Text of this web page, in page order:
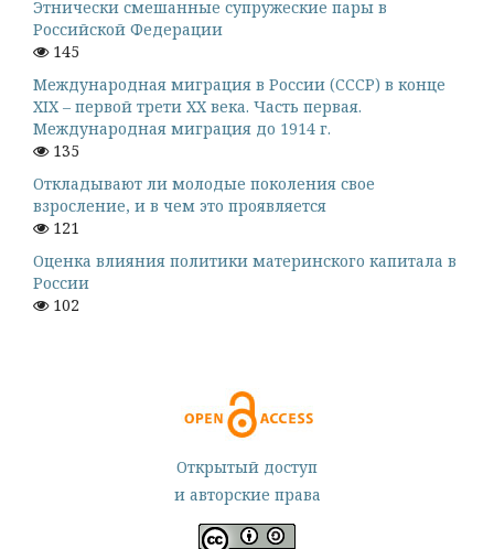
Этнически смешанные супружеские пары в
Российской Федерации
145
Международная миграция в России (СССР) в конце
XIX – первой трети XX века. Часть первая.
Международная миграция до 1914 г.
135
Откладывают ли молодые поколения свое
взросление, и в чем это проявляется
121
Оценка влияния политики материнского капитала в
России
102
Открытый доступ
и авторские права